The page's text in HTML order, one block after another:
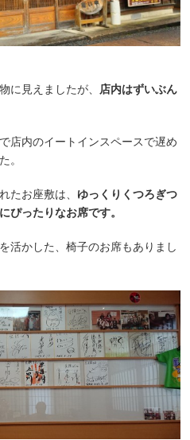
に見えましたが、 店内はずいぶん
店内のイートインスペースで遅め
。
たお座敷は、 ゆっくりくつろぎつ
ぴったりなお席です。
活かした、椅子のお席もありまし